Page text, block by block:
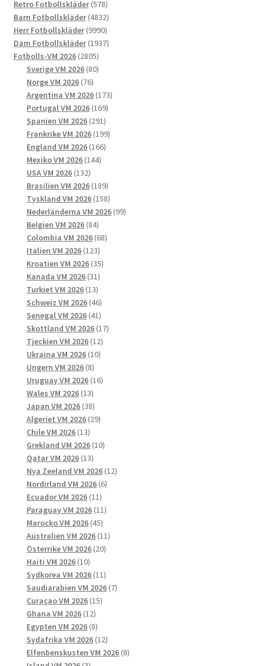
Retro Fotbollskläder 578578
produkter
Barn Fotbollskläder 48324832
produkter
Herr Fotbollskläder 99909990
produkter
Dam Fotbollskläder 19371937
Fotbolls-VM 2026 28052805
produkter
Sverige VM 2026 8080
Norge VM 2026 7676
produkter
Argentina VM 2026 173173
Portugal VM 2026 169169
Spanien VM 2026 291291
produkter
Frankrike VM 2026 199199
England VM 2026 166166
Mexiko VM 2026 144144
USA VM 2026 132132
produkter
Brasilien VM 2026 189189
produkter
Tyskland VM 2026 158158
produkter
Nederländerna VM 2026 9999
Belgien VM 2026 8484
produkter
Colombia VM 2026 6868
Italien VM 2026 123123
produkter
Kroatien VM 2026 3535
Kanada VM 2026 3131
produkter
Turkiet VM 2026 1313
produkter
Schweiz VM 2026 4646
produkter
Senegal VM 2026 4141
produkter
Skottland VM 2026 1717
Tjeckien VM 2026 1212
Ukraina VM 2026 1010
Ungern VM 2026 88
produkter
Uruguay VM 2026 1616
Wales VM 2026 1313
produkter
Japan VM 2026 3838
produkter
Algeriet VM 2026 2929
Chile VM 2026 1313
produkter
Grekland VM 2026 1010
Qatar VM 2026 1313
produkter
Nya Zeeland VM 2026 1212
Nordirland VM 2026 66
Ecuador VM 2026 1111
produkter
Paraguay VM 2026 1111
Marocko VM 2026 4545
produkter
Australien VM 2026 1111
Österrike VM 2026 2020
Haiti VM 2026 1010
produkter
Sydkorea VM 2026 1111
produkter
Saudiarabien VM 2026 77
Curaçao VM 2026 1515
Ghana VM 2026 1212
produkter
Egypten VM 2026 88
produkter
Sydafrika VM 2026 1212
produkter
Elfenbenskusten VM 2026 88